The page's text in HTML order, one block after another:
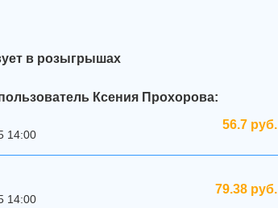
в розыгрышах
Ксения Прохорова:
56.7 руб.
14:00
79.38 руб.
14:00